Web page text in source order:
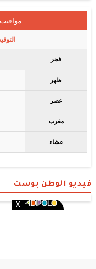
فيديو الوطن بوست